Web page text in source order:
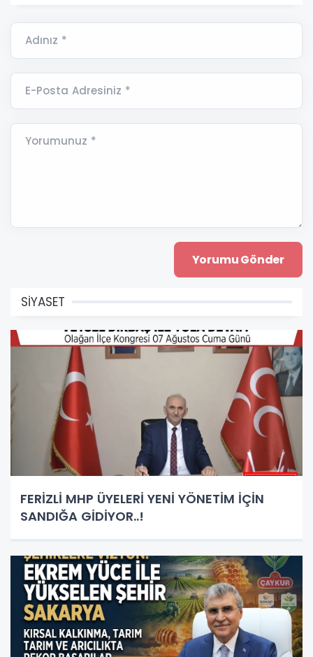
Adınız *
E-Posta Adresiniz *
Yorumunuz *
SİYASET
FERİZLİ MHP ÜYELERİ YENİ YÖNETİM İÇİN
SANDIĞA GİDİYOR..!